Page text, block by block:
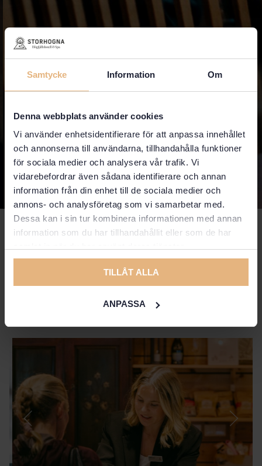
Samtycke Information Om
Denna webbplats använder cookies
Vi använder enhetsidentifierare för att anpassa innehållet
och annonserna till användarna, tillhandahålla funktioner
för sociala medier och analysera vår trafik. Vi
vidarebefordrar även sådana identifierare och annan
information från din enhet till de sociala medier och
annons- och analysföretag som vi samarbetar med.
Dessa kan i sin tur kombinera informationen med annan
information som du har tillhandahållit eller som de har
TILLÅT ALLA
ANPASSA
Lediga tjänster